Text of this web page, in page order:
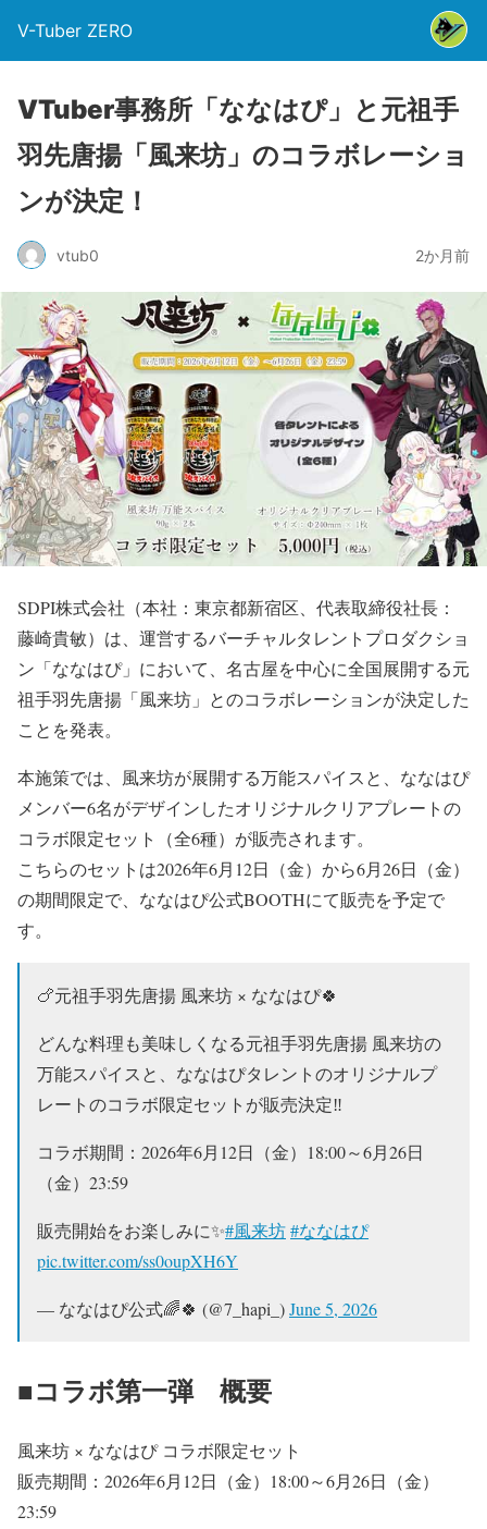
V-Tuber ZERO
VTuber事務所「ななはぴ」と元祖手
羽先唐揚「風来坊」のコラボレーショ
ンが決定！
vtub0 2か月前
SDPI株式会社（本社：東京都新宿区、代表取締役社長：
藤崎貴敏）は、運営するバーチャルタレントプロダクショ
ン「ななはぴ」において、名古屋を中心に全国展開する元
祖手羽先唐揚「風来坊」とのコラボレーションが決定した
ことを発表。
本施策では、風来坊が展開する万能スパイスと、ななはぴ
メンバー6名がデザインしたオリジナルクリアプレートの
コラボ限定セット（全6種）が販売されます。
こちらのセットは2026年6月12日（金）から6月26日（金）
の期間限定で、ななはぴ公式BOOTHにて販売を予定で
す。
🍗元祖手羽先唐揚 風来坊 × ななはぴ🍀
どんな料理も美味しくなる元祖手羽先唐揚 風来坊の
万能スパイスと、ななはぴタレントのオリジナルプ
レートのコラボ限定セットが販売決定‼️
コラボ期間：2026年6月12日（金）18:00～6月26日
（金）23:59
販売開始をお楽しみに✨#風来坊#ななはぴ
pic.twitter.com/ss0oupXH6Y
— ななはぴ公式🌈🍀 (@7_hapi_)June 5, 2026
■コラボ第一弾 概要
風来坊 × ななはぴ コラボ限定セット
販売期間：2026年6月12日（金）18:00～6月26日（金）
23:59